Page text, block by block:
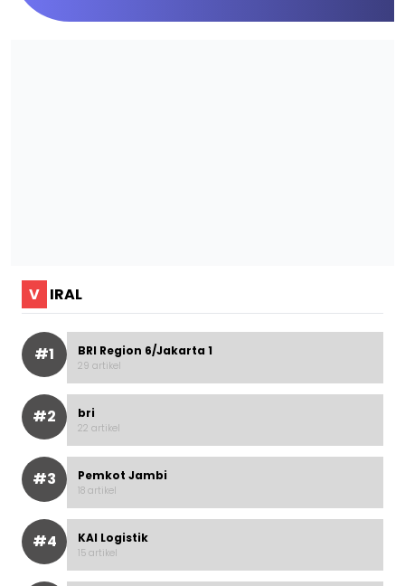
V IRAL
#1 BRI Region 6/Jakarta 1
29 artikel
#2 bri
22 artikel
#3 Pemkot Jambi
18 artikel
#4 KAI Logistik
15 artikel